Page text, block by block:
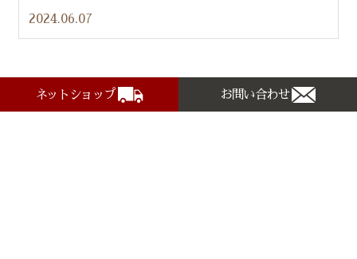
2024.06.07
ネットショップ お問い合わせ